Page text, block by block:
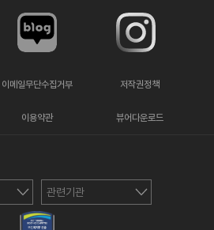
이메일무단수집거부 저작권정책
이용약관 뷰어다운로드
관련기관